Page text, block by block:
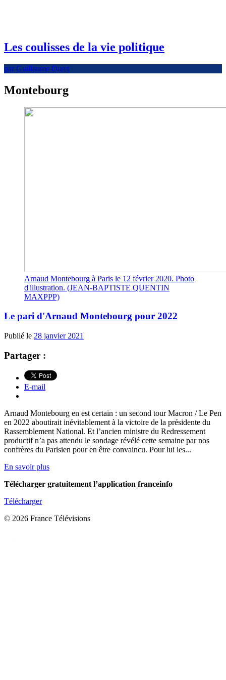
Les coulisses de la vie politique
par Guillaume Daret
Montebourg
Arnaud Montebourg à Paris le 12 février 2020. Photo
d'illustration. (JEAN-BAPTISTE QUENTIN
MAXPPP)
Le pari d'Arnaud Montebourg pour 2022
Publié le 28 janvier 2021
Partager :
E-mail
Arnaud Montebourg en est certain : un second tour Macron / Le Pen
en 2022 aboutirait inévitablement à la victoire de la présidente du
Rassemblement National. Et l’ancien ministre du Redressement
productif n’a pas attendu le sondage révélé cette semaine par nos
confrères du Parisien pour en être convaincu. Pour lui les...
En savoir plus
Télécharger gratuitement l’application franceinfo
Télécharger
© 2026 France Télévisions